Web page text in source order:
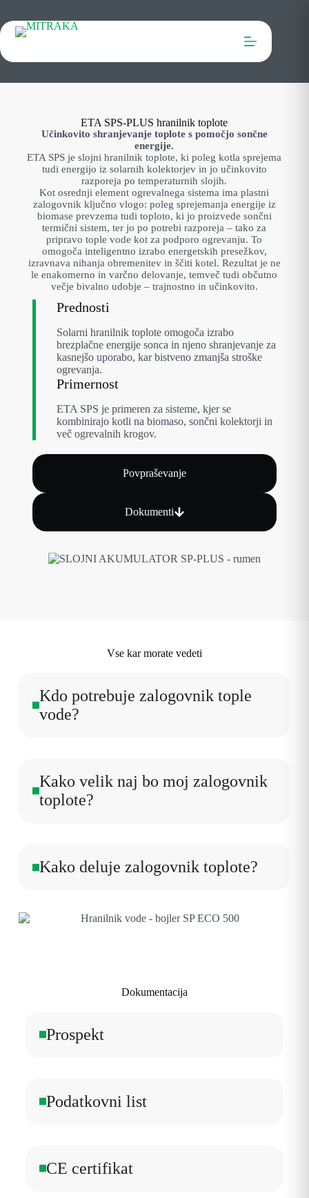
ETA SPS-PLUS hranilnik toplote
Učinkovito shranjevanje toplote s pomočjo sončne
energije.
ETA SPS je slojni hranilnik toplote, ki poleg kotla sprejema
tudi energijo iz solarnih kolektorjev in jo učinkovito
razporeja po temperaturnih slojih.
Kot osrednji element ogrevalnega sistema ima plastni
zalogovnik ključno vlogo: poleg sprejemanja energije iz
biomase prevzema tudi toploto, ki jo proizvede sončni
termični sistem, ter jo po potrebi razporeja – tako za
pripravo tople vode kot za podporo ogrevanju. To
omogoča inteligentno izrabo energetskih presežkov,
izravnava nihanja obremenitev in ščiti kotel. Rezultat je ne
le enakomerno in varčno delovanje, temveč tudi občutno
večje bivalno udobje – trajnostno in učinkovito.
Prednosti
Solarni hranilnik toplote omogoča izrabo
brezplačne energije sonca in njeno shranjevanje za
kasnejšo uporabo, kar bistveno zmanjša stroške
ogrevanja.
Primernost
ETA SPS je primeren za sisteme, kjer se
kombinirajo kotli na biomaso, sončni kolektorji in
več ogrevalnih krogov.
Povpraševanje
Dokumenti
Vse kar morate vedeti
Kdo potrebuje zalogovnik tople
vode?
Kako velik naj bo moj zalogovnik
toplote?
Kako deluje zalogovnik toplote?
Dokumentacija
Prospekt
Podatkovni list
CE certifikat